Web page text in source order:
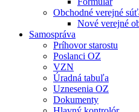
Obchodné verejné
Nové verejné
Samospráva
Príhovor starostu
Poslanci OZ
VZN
Úradná tabuľa
Uznesenia OZ
Dokumenty